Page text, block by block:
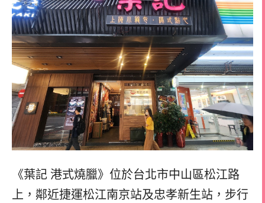
《葉記 港式燒臘》位於台北市中山區松江路
上，鄰近捷運松江南京站及忠孝新生站，步行